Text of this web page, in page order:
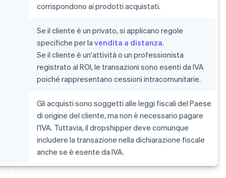
corrispondono ai prodotti acquistati.
Se il cliente è un privato, si applicano regole
specifiche per lavendita a distanza.
Se il cliente è un'attività o un professionista
registrato al ROI, le transazioni sono esenti da IVA
poiché rappresentano cessioni intracomunitarie.
Gli acquisti sono soggetti alle leggi fiscali del Paese
di origine del cliente, ma non è necessario pagare
l'IVA. Tuttavia, il dropshipper deve comunque
includere la transazione nella dichiarazione fiscale
anche se è esente da IVA.